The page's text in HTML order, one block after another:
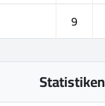
9
Statistiken